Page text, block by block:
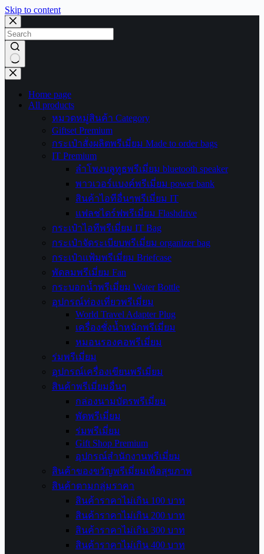
Skip to content
No
results
Home page
All products
หมวดหมู่สินค้า Category
Giftset Premium
กระเป๋าสั่งผลิตพรีเมี่ยม Made to order bags
IT Premium
ลำโพงบลูทูธพรีเมี่ยม bluetooth speaker
พาวเวอร์แบงค์พรีเมี่ยม power bank
สินค้าไอทีอื่นๆพรีเมี่ยม IT
แฟลชไดร์ฟพรีเมี่ยม Flashdrive
กระเป๋าไอทีพรีเมี่ยม IT Bag
กระเป๋าจัดระเบียบพรีเมี่ยม organizer bag
กระเป๋าแฟ้มพรีเมี่ยม Briefcase
พัดลมพรีเมี่ยม Fan
กระบอกน้ำพรีเมี่ยม Water Bottle
อุปกรณ์ท่องเที่ยวพรีเมี่ยม
World Travel Adapter Plug
เครื่องชั่งน้ำหนักพรีเมี่ยม
หมอนรองคอพรีเมี่ยม
ร่มพรีเมี่ยม
อุปกรณ์เครื่องเขียนพรีเมี่ยม
สินค้าพรีเมี่ยมอื่นๆ
กล่องนามบัตรพรีเมี่ยม
พัดพรีเมี่ยม
ร่มพรีเมี่ยม
Gift Shop Premium
อุปกรณ์สำนักงานพรีเมี่ยม
สินค้าของขวัญพรีเมี่ยมเพื่อสุขภาพ
สินค้าตามกลุ่มราคา
สินค้าราคาไม่เกิน 100 บาท
สินค้าราคาไม่เกิน 200 บาท
สินค้าราคาไม่เกิน 300 บาท
สินค้าราคาไม่เกิน 400 บาท